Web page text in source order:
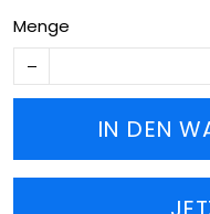
Menge
IN DEN